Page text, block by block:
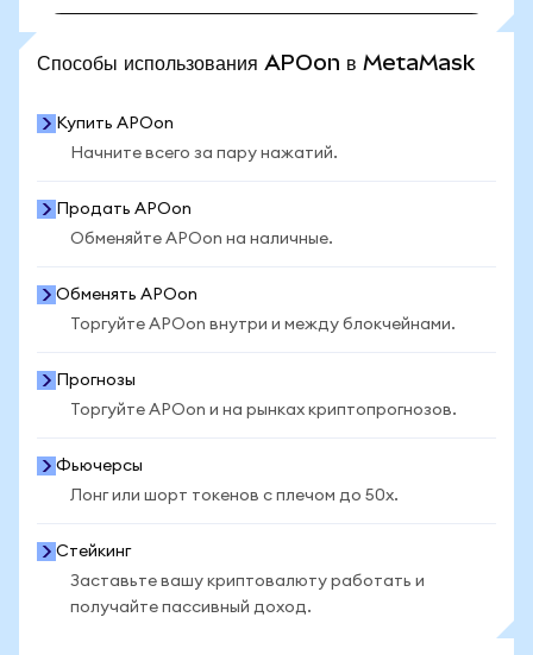
Способы использования APOon в MetaMask
Купить APOon
Начните всего за пару нажатий.
Продать APOon
Обменяйте APOon на наличные.
Обменять APOon
Торгуйте APOon внутри и между блокчейнами.
Прогнозы
Торгуйте APOon и на рынках криптопрогнозов.
Фьючерсы
Лонг или шорт токенов с плечом до 50x.
Стейкинг
Заставьте вашу криптовалюту работать и
получайте пассивный доход.